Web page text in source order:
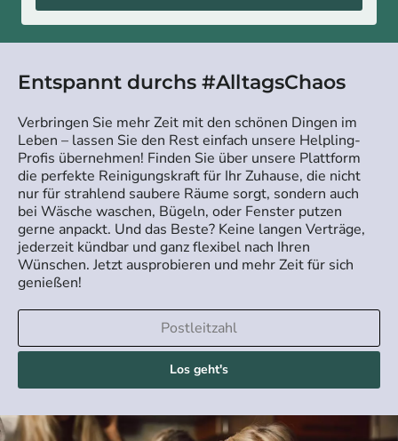
Entspannt durchs #AlltagsChaos
Verbringen Sie mehr Zeit mit den schönen Dingen im
Leben – lassen Sie den Rest einfach unsere Helpling-
Profis übernehmen! Finden Sie über unsere Plattform
die perfekte Reinigungskraft für Ihr Zuhause, die nicht
nur für strahlend saubere Räume sorgt, sondern auch
bei Wäsche waschen, Bügeln, oder Fenster putzen
gerne anpackt. Und das Beste? Keine langen Verträge,
jederzeit kündbar und ganz flexibel nach Ihren
Wünschen. Jetzt ausprobieren und mehr Zeit für sich
genießen!
Los geht's